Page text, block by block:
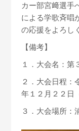
カー部宮﨑選手
による学歌斉唱
の応援をよろし
【備考】
１．大会名：第
２．大会日程：
年１２月２２日
３．大会場所：